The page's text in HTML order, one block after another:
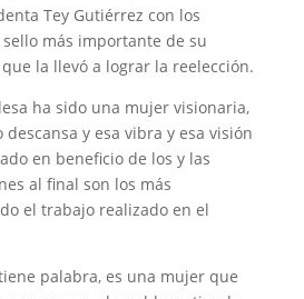
Tey Gutiérrez con los
más importante de su
la llevó a lograr la reelección.
ha sido una mujer visionaria,
y esa vibra y esa visión
en beneficio de los y las
al final son los más
el trabajo realizado en el
palabra, es una mujer que